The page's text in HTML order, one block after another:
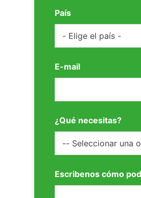
País
E-mail
¿Qué necesitas?
Escribenos cómo